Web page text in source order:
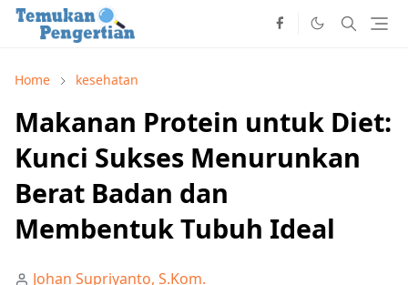
Home kesehatan
Makanan Protein untuk Diet:
Kunci Sukses Menurunkan
Berat Badan dan
Membentuk Tubuh Ideal
Johan Supriyanto, S.Kom.